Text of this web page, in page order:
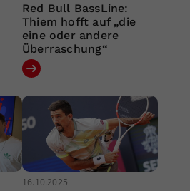
Red Bull BassLine:
Thiem hofft auf „die
eine oder andere
Überraschung“
16.10.2025